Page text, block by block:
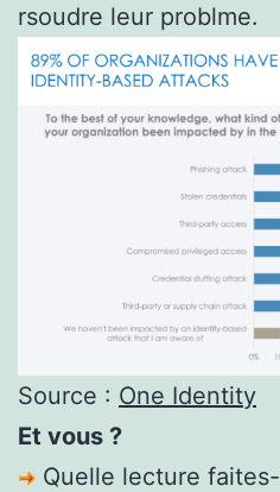
rsoudre leur problme.
Source : One Identity
Et vous ?
Quelle lecture